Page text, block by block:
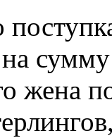
жена